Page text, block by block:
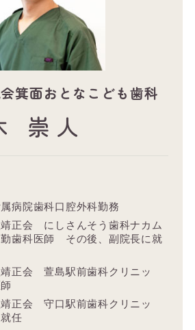
箕面おとなこども歯科
崇人
病院歯科口腔外科勤務
正会 にしさんそう歯科ナカム
歯科医師 その後、副院長に就
正会 萱島駅前歯科クリニッ
正会 守口駅前歯科クリニッ
任